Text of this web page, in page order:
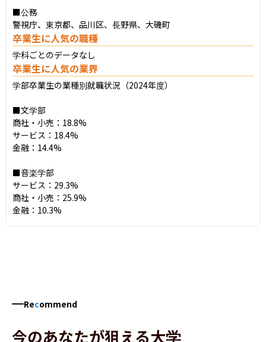
■公務
警視庁、東京都、品川区、長野県、大磯町
卒業生に人気の職種
学科ごとのデータなし
卒業生に人気の業界
学部卒業生の業種別就職状況（2024年度）
■文学部
商社・小売：18.8%
サービス：18.4%
金融：14.4%
■音楽学部
サービス：29.3%
商社・小売：25.9%
金融：10.3%
Recommend
今のあなたが狙える大学